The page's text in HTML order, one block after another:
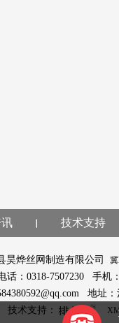
技术支持
昊烨丝网制造有限公司
：0318-7507230 手机
地址
技术支持：